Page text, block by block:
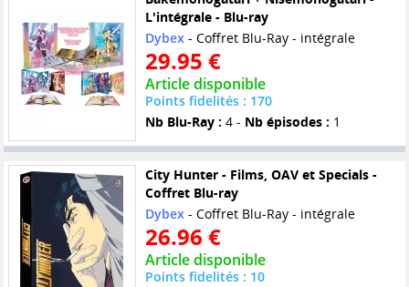
L'intégrale - Blu-ray
Dybex- Coffret Blu-Ray - intégrale
29.95 €
Article disponible
Points fidelités : 170
Nb Blu-Ray : 4 - Nb épisodes : 1
City Hunter - Films, OAV et Specials -
Coffret Blu-ray
Dybex- Coffret Blu-Ray - intégrale
26.96 €
Article disponible
Points fidelités : 10